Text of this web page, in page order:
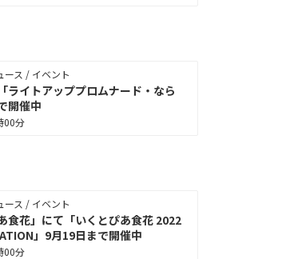
ース / イベント
ライトアッププロムナード・なら
開催中
00分
ース / イベント
食花」にて「いくとぴあ食花 2022
」9月19日まで開催中
00分